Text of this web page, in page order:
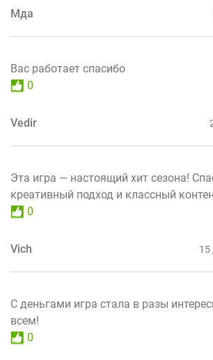
Мда
Вас работает спасибо
0
Vedir
Эта игра — настоящий хит сезона!
креативный подход и классный
0
Vich 15
С деньгами игра стала в разы
всем!
0